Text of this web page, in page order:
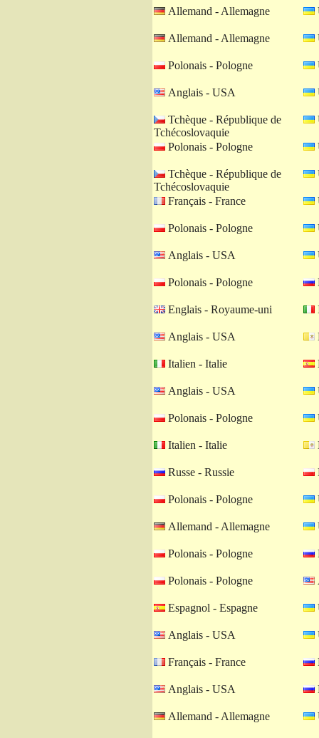
Allemand - Allemagne
Allemand - Allemagne
Polonais - Pologne
Anglais - USA
Tchèque - République de
Tchécoslovaquie
Polonais - Pologne
Tchèque - République de
Tchécoslovaquie
Français - France
Polonais - Pologne
Anglais - USA
Polonais - Pologne
Englais - Royaume-uni
Anglais - USA
Italien - Italie
Anglais - USA
Polonais - Pologne
Italien - Italie
Russe - Russie
Polonais - Pologne
Allemand - Allemagne
Polonais - Pologne
Polonais - Pologne
Espagnol - Espagne
Anglais - USA
Français - France
Anglais - USA
Allemand - Allemagne